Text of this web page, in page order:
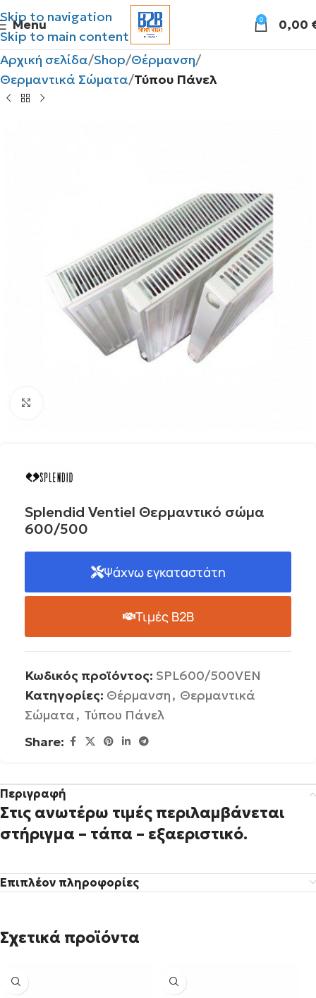
Skip to navigation
Skip to main content
Menu 0 0,00
Αρχική σελίδα Shop Θέρμανση
Θερμαντικά Σώματα Τύπου Πάνελ
Splendid Ventiel Θερμαντικό σώμα
600/500
Ψάχνω εγκαταστάτη
Τιμές B2B
Κωδικός προϊόντος: SPL600/500VEN
Κατηγορίες: Θέρμανση, Θερμαντικά
Σώματα, Τύπου Πάνελ
Share:
Περιγραφή
Στις ανωτέρω τιμές περιλαμβάνεται
στήριγμα – τάπα – εξαεριστικό.
Επιπλέον πληροφορίες
Σχετικά προϊόντα